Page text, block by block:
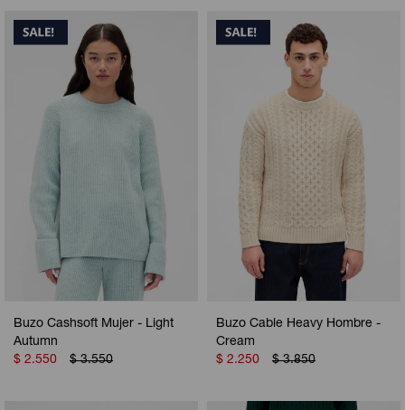
Buzo Cashsoft Mujer - Light
Autumn
$ 2.550 $ 3.550
Buzo Cable Heavy Hombre -
Cream
$ 2.250 $ 3.850